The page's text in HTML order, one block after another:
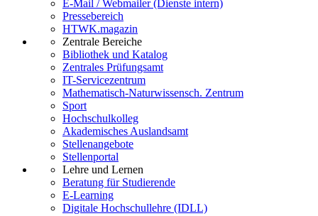
E-Mail / Webmailer (Dienste intern)
Pressebereich
HTWK.magazin
Zentrale Bereiche
Bibliothek und Katalog
Zentrales Prüfungsamt
IT-Servicezentrum
Mathematisch-Naturwissensch. Zentrum
Sport
Hochschulkolleg
Akademisches Auslandsamt
Stellenangebote
Stellenportal
Lehre und Lernen
Beratung für Studierende
E-Learning
Digitale Hochschullehre (IDLL)